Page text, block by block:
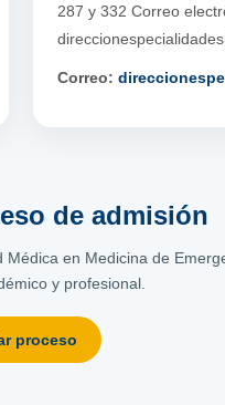
287 y 332 Correo
Correo:
de admisión
en Medicina de
y profesional.
proceso